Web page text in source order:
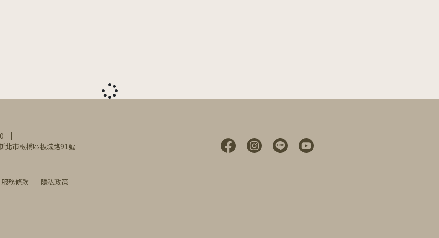
北市板橋區板城路91號
服務條款 隱私政策